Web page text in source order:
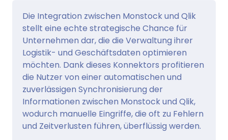
Die Integration zwischen Monstock und Qlik
stellt eine echte strategische Chance für
Unternehmen dar, die die Verwaltung ihrer
Logistik- und Geschäftsdaten optimieren
möchten. Dank dieses Konnektors profitieren
die Nutzer von einer automatischen und
zuverlässigen Synchronisierung der
Informationen zwischen Monstock und Qlik,
wodurch manuelle Eingriffe, die oft zu Fehlern
und Zeitverlusten führen, überflüssig werden.